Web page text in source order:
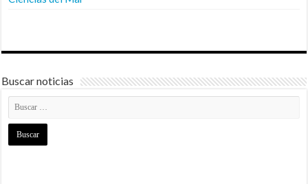
Buscar noticias